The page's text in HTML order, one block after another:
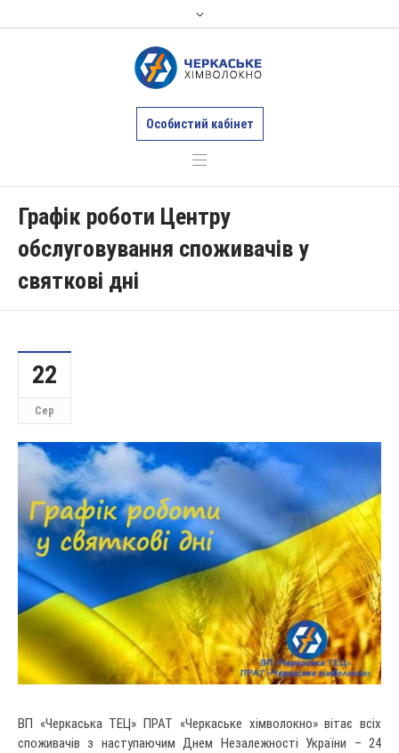
Особистий кабінет
Графік роботи Центру
обслуговування споживачів у
святкові дні
22
Сер
ВП «Черкаська ТЕЦ» ПРАТ «Черкаське хімволокно» вітає всіх
споживачів з наступаючим Днем Незалежності України – 24